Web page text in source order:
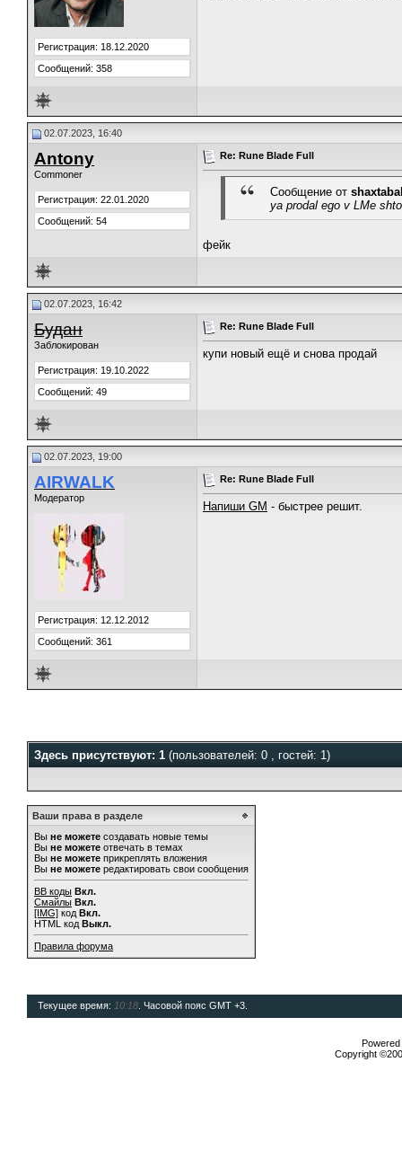
Регистрация: 18.12.2020
Сообщений: 358
02.07.2023, 16:40
Antony
Commoner
Регистрация: 22.01.2020
Сообщений: 54
Re: Rune Blade Full
Сообщение от
ya prodal ego v LMe
фейк
02.07.2023, 16:42
Будан
Заблокирован
Регистрация: 19.10.2022
Сообщений: 49
Re: Rune Blade Full
купи новый ещё и снова продай
02.07.2023, 19:00
AIRWALK
Модератор
Регистрация: 12.12.2012
Сообщений: 361
Re: Rune Blade Full
Напиши GM - быстрее решит.
Здесь присутствуют: 1 (пользователей: 0 , гостей: 1)
Ваши права в разделе
Вы не можете создавать новые темы
Вы не можете отвечать в темах
Вы не можете прикреплять вложения
Вы не можете редактировать свои сообщения
BB коды Вкл.
Смайлы Вкл.
[IMG] код Вкл.
HTML код Выкл.
Правила форума
Текущее время: 10:18 . Часовой пояс GMT +3.
Copyright